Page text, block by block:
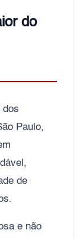
do
dos
Paulo,
de
e não